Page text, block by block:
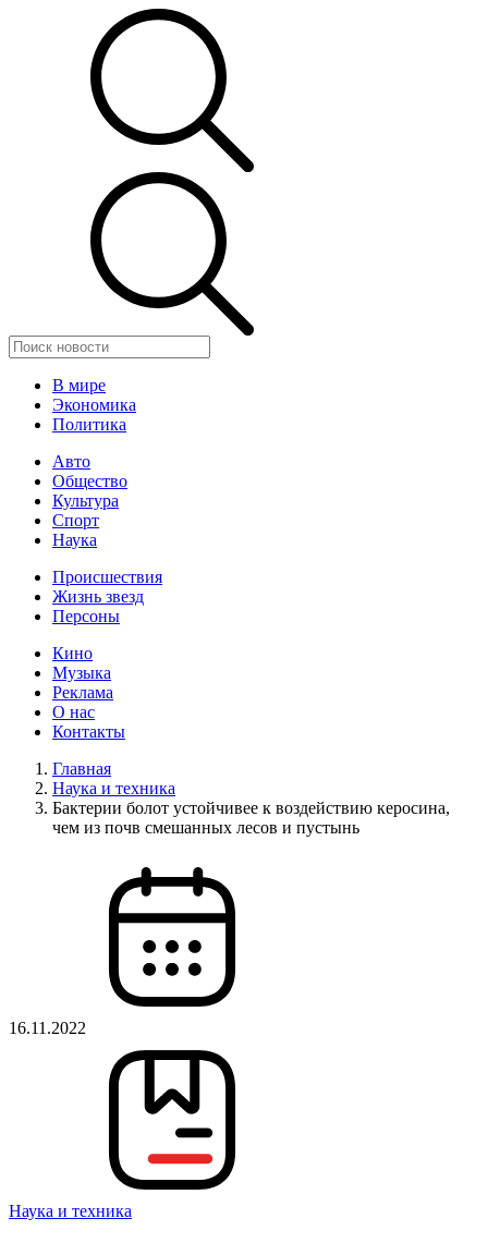
В мире
Экономика
Политика
Авто
Общество
Культура
Спорт
Наука
Происшествия
Жизнь звезд
Персоны
Кино
Музыка
Реклама
О нас
Контакты
Главная
Наука и техника
Бактерии болот устойчивее к воздействию керосина,
чем из почв смешанных лесов и пустынь
16.11.2022
Наука и техника